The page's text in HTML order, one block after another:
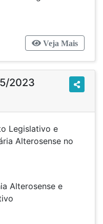
Veja Mais
2023
Legislativo e
Alterosense no
Alterosense e
Legislativo